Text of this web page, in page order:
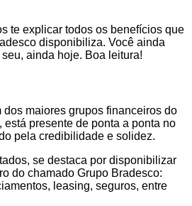
te explicar todos os benefícios que
disponibiliza. Você ainda
ainda hoje. Boa leitura!
dos maiores grupos financeiros do
está presente de ponta a ponta no
pela credibilidade e solidez.
se destaca por disponibilizar
do chamado Grupo Bradesco:
leasing, seguros, entre